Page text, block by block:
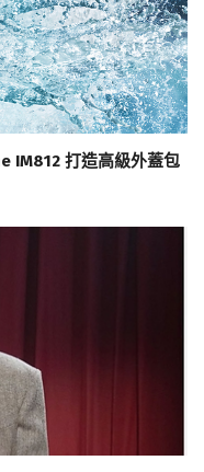
IM812 打造高級外蓋包